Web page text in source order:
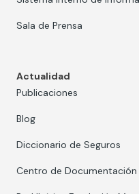
Sala de Prensa
Actualidad
Publicaciones
Blog
Diccionario de Seguros
Centro de Documentación